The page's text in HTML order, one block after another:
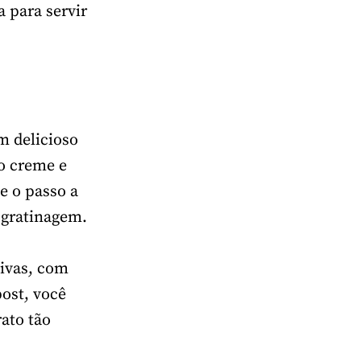
para servir
delicioso
creme e
o passo a
com
você
tão